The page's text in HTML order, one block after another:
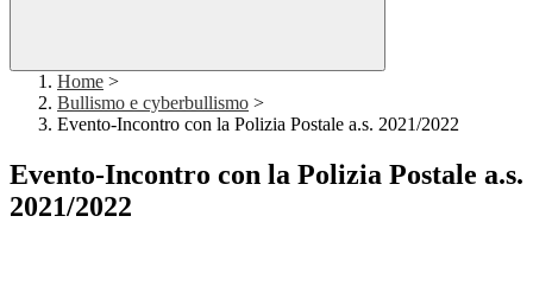
Home >
Bullismo e cyberbullismo >
Evento-Incontro con la Polizia Postale a.s. 2021/2022
Evento-Incontro con la Polizia Postale a.s.
2021/2022